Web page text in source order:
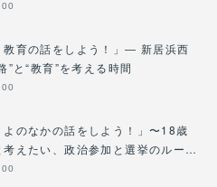
教育の話をしよう！」― 新居浜西
”と“教育”を考える時間
よのなかの話をしよう！」〜18歳
考えたい、政治参加と選挙のルー…